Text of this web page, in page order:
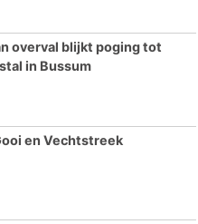
overval blijkt poging tot
in Bussum
en Vechtstreek